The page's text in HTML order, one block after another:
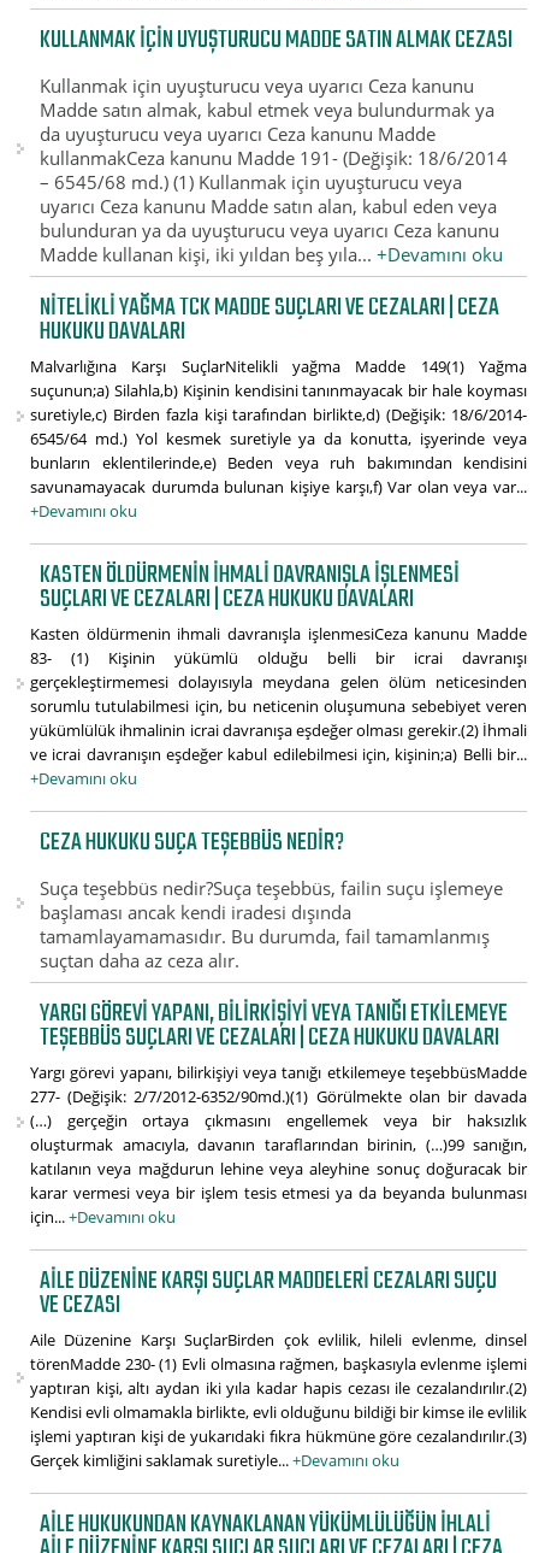
KULLANMAK IÇIN UYUŞTURUCU MADDE SATIN ALMAK CEZASI
Kullanmak için uyuşturucu veya uyarıcı Ceza kanunu
Madde satın almak, kabul etmek veya bulundurmak ya
da uyuşturucu veya uyarıcı Ceza kanunu Madde
kullanmakCeza kanunu Madde 191- (Değişik: 18/6/2014
– 6545/68 md.) (1) Kullanmak için uyuşturucu veya
uyarıcı Ceza kanunu Madde satın alan, kabul eden veya
bulunduran ya da uyuşturucu veya uyarıcı Ceza kanunu
Madde kullanan kişi, iki yıldan beş yıla...+Devamını oku
NITELIKLI YAĞMA TCK MADDE SUÇLARI VE CEZALARI | CEZA
HUKUKU DAVALARI
Malvarlığına Karşı SuçlarNitelikli yağma Madde 149(1) Yağma
suçunun;a) Silahla,b) Kişinin kendisini tanınmayacak bir hale koyması
suretiyle,c) Birden fazla kişi tarafından birlikte,d) (Değişik: 18/6/2014-
6545/64 md.) Yol kesmek suretiyle ya da konutta, işyerinde veya
bunların eklentilerinde,e) Beden veya ruh bakımından kendisini
savunamayacak durumda bulunan kişiye karşı,f) Var olan veya var...
+Devamını oku
KASTEN ÖLDÜRMENIN IHMALI DAVRANIŞLA IŞLENMESI
SUÇLARI VE CEZALARI | CEZA HUKUKU DAVALARI
Kasten öldürmenin ihmali davranışla işlenmesiCeza kanunu Madde
83- (1) Kişinin yükümlü olduğu belli bir icrai davranışı
gerçekleştirmemesi dolayısıyla meydana gelen ölüm neticesinden
sorumlu tutulabilmesi için, bu neticenin oluşumuna sebebiyet veren
yükümlülük ihmalinin icrai davranışa eşdeğer olması gerekir.(2) İhmali
ve icrai davranışın eşdeğer kabul edilebilmesi için, kişinin;a) Belli bir...
+Devamını oku
CEZA HUKUKU SUÇA TEŞEBBÜS NEDIR?
Suça teşebbüs nedir?Suça teşebbüs, failin suçu işlemeye
başlaması ancak kendi iradesi dışında
tamamlayamamasıdır. Bu durumda, fail tamamlanmış
suçtan daha az ceza alır.
YARGI GÖREVI YAPANI, BILIRKIŞIYI VEYA TANIĞI ETKILEMEYE
TEŞEBBÜS SUÇLARI VE CEZALARI | CEZA HUKUKU DAVALARI
Yargı görevi yapanı, bilirkişiyi veya tanığı etkilemeye teşebbüsMadde
277- (Değişik: 2/7/2012-6352/90md.)(1) Görülmekte olan bir davada
(…) gerçeğin ortaya çıkmasını engellemek veya bir haksızlık
oluşturmak amacıyla, davanın taraflarından birinin, (…)99 sanığın,
katılanın veya mağdurun lehine veya aleyhine sonuç doğuracak bir
karar vermesi veya bir işlem tesis etmesi ya da beyanda bulunması
için...+Devamını oku
AILE DÜZENINE KARŞI SUÇLAR MADDELERI CEZALARI SUÇU
VE CEZASI
Aile Düzenine Karşı SuçlarBirden çok evlilik, hileli evlenme, dinsel
törenMadde 230- (1) Evli olmasına rağmen, başkasıyla evlenme işlemi
yaptıran kişi, altı aydan iki yıla kadar hapis cezası ile cezalandırılır.(2)
Kendisi evli olmamakla birlikte, evli olduğunu bildiği bir kimse ile evlilik
işlemi yaptıran kişi de yukarıdaki fıkra hükmüne göre cezalandırılır.(3)
Gerçek kimliğini saklamak suretiyle...+Devamını oku
AILE HUKUKUNDAN KAYNAKLANAN YÜKÜMLÜLÜĞÜN IHLALI